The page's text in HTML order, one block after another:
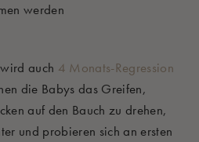
werden
auch 4 Monats-Regression
die Babys das Greifen,
auf den Bauch zu drehen,
und probieren sich an ersten